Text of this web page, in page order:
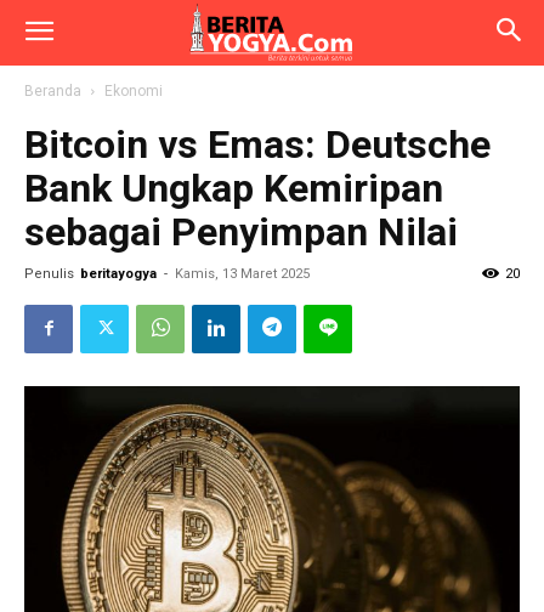
Beranda Ekonomi
Bitcoin vs Emas: Deutsche
Bank Ungkap Kemiripan
sebagai Penyimpan Nilai
Penulis beritayogya - Kamis, 13 Maret 2025 20